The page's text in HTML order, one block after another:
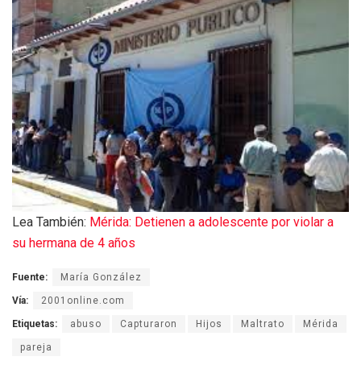
Lea También: Mérida: Detienen a adolescente por violar a
su hermana de 4 años
Fuente: María González
Vía: 2001online.com
Etiquetas: abuso Capturaron Hijos Maltrato Mérida
pareja